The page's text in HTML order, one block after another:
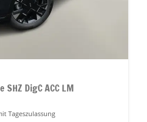
SHZ DigC ACC LM
Tageszulassung